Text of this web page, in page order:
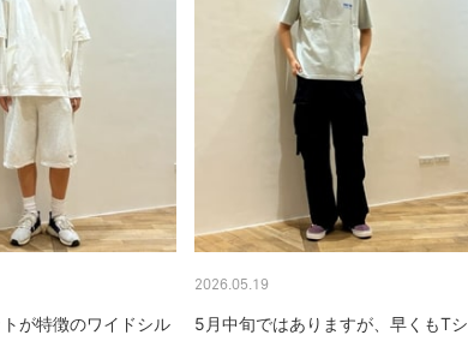
が特徴のワイドシル
2026.05.19
5月中旬ではありますが、早くもTシ